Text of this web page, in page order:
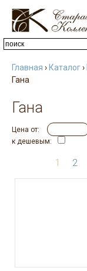
Главная › Каталог›
Гана
Гана
Цена от:
к дешевым:
1 2